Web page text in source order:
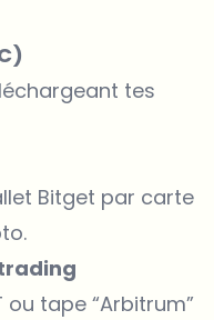
tes
Bitget par carte
ou tape “Arbitrum”